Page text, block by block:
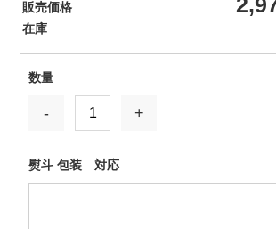
販売価格
在庫
数量
- +
熨斗 包装 対応